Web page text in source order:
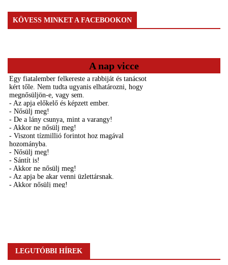
KÖVESS MINKET A FACEBOOKON
A nap vicce
LEGUTÓBBI HÍREK